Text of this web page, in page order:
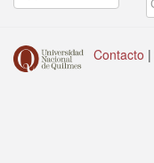
Contacto |